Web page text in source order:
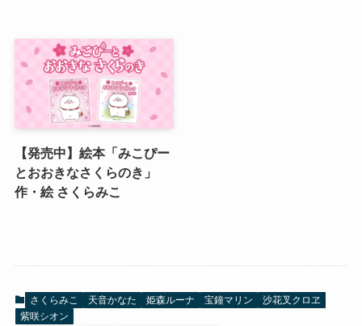
【発売中】絵本「みこぴー
とおおきなさくらのき」
作・絵 さくらみこ
さくらみこ 天音かなた 姫森ルーナ 宝鐘マリン
沙花叉クロヱ
紫咲シオン